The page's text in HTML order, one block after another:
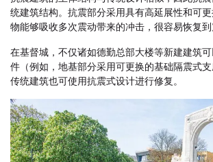
统建筑结构。抗震部分采用具有高延展性和可
物能够吸收多次震动带来的冲击，很容易恢复到
在基督城，不仅诸如德勤总部大楼等新建建筑
件（例如，地基部分采用可更换的基础隔震式
传统建筑也可使用抗震式设计进行修复。